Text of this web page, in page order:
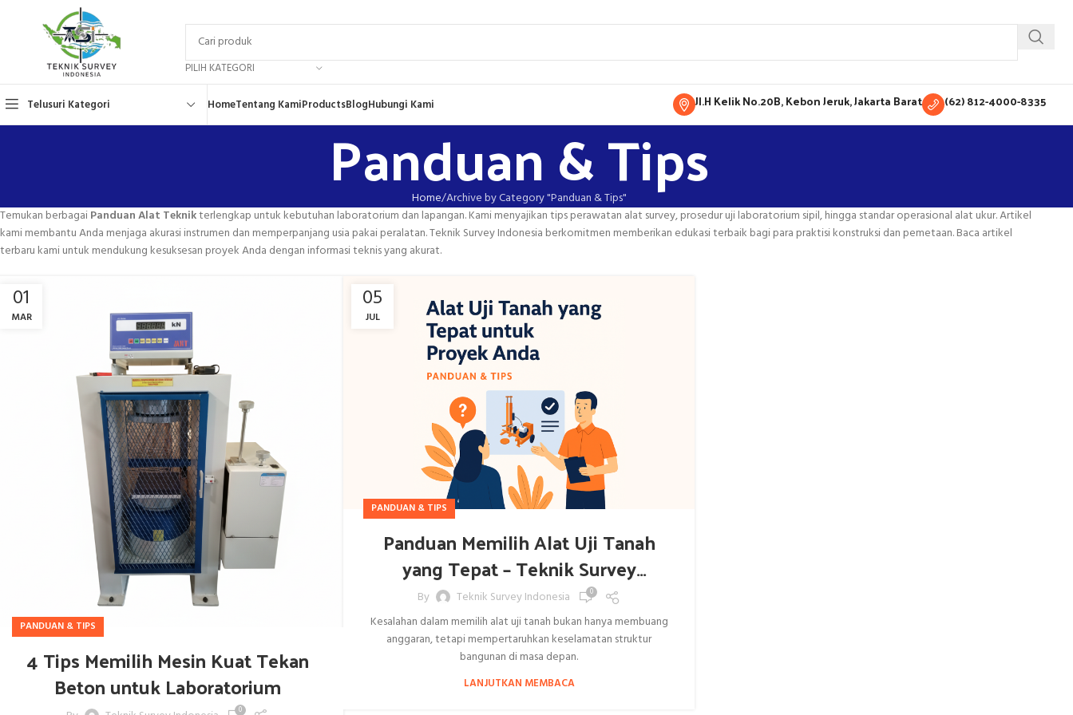
PILIH KATEGORI
Telusuri Kategori HomeTentang KamiProductsBlogHubungi Kami Jl.H Kelik No.20B, Kebon Jeruk, Jakarta Barat (62) 812-4000-8335
Panduan & Tips
Home Archive by Category "Panduan & Tips"
Temukan berbagaiPanduan Alat Teknikterlengkap untuk kebutuhan laboratorium dan lapangan. Kami menyajikan tips perawatan alat survey, prosedur uji laboratorium sipil, hingga standar operasional alat ukur. Artikel
kami membantu Anda menjaga akurasi instrumen dan memperpanjang usia pakai peralatan. Teknik Survey Indonesia berkomitmen memberikan edukasi terbaik bagi para praktisi konstruksi dan pemetaan. Baca artikel
terbaru kami untuk mendukung kesuksesan proyek Anda dengan informasi teknis yang akurat.
01
MAR
PANDUAN & TIPS
4 Tips Memilih Mesin Kuat Tekan
Beton untuk Laboratorium
0
05
JUL
PANDUAN & TIPS
Panduan Memilih Alat Uji Tanah
yang Tepat – Teknik Survey
Indonesia
By Teknik Survey Indonesia 0
Kesalahan dalam memilih alat uji tanah bukan hanya membuang
anggaran, tetapi mempertaruhkan keselamatan struktur
bangunan di masa depan.
LANJUTKAN MEMBACA